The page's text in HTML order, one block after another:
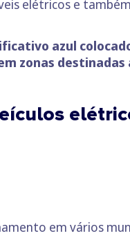
elétricos e
azul
zonas
em vários